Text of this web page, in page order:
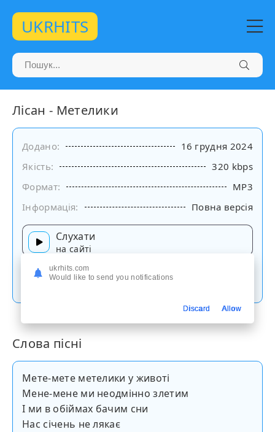
UKRHITS
Лісан - Метелики
Додано:
16 грудня 2024
Якість:
320 kbps
Формат:
MP3
Інформація:
Повна версія
Слухати
на сайті
Скачати пісню
Слова пісні
Мете-мете метелики у животі
Мене-мене ми неодмінно злетим
І ми в обіймах бачим сни
Нас січень не лякає
ukrhits.com
Would like to send you notifications
Discard Allow